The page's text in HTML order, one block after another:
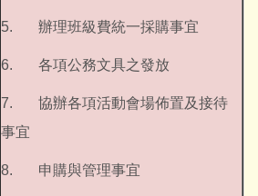
5. 辦理班級費統一採購事宜
6. 各項公務文具之發放
7. 協辦各項活動會場佈置及接待
事宜
8. 申購與管理事宜